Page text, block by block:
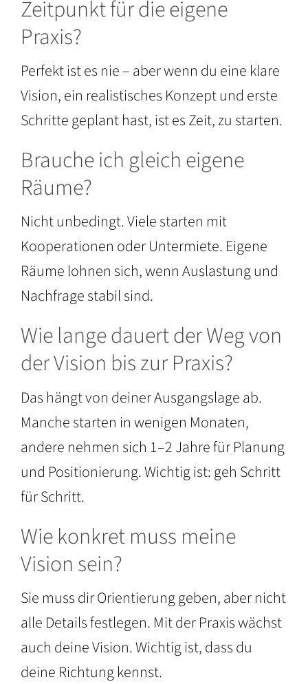
Zeitpunkt für die eigene
Praxis?
Perfekt ist es nie – aber wenn du eine klare
Vision, ein realistisches Konzept und erste
Schritte geplant hast, ist es Zeit, zu starten.
Brauche ich gleich eigene
Räume?
Nicht unbedingt. Viele starten mit
Kooperationen oder Untermiete. Eigene
Räume lohnen sich, wenn Auslastung und
Nachfrage stabil sind.
Wie lange dauert der Weg von
der Vision bis zur Praxis?
Das hängt von deiner Ausgangslage ab.
Manche starten in wenigen Monaten,
andere nehmen sich 1–2 Jahre für Planung
und Positionierung. Wichtig ist: geh Schritt
für Schritt.
Wie konkret muss meine
Vision sein?
Sie muss dir Orientierung geben, aber nicht
alle Details festlegen. Mit der Praxis wächst
auch deine Vision. Wichtig ist, dass du
deine Richtung kennst.